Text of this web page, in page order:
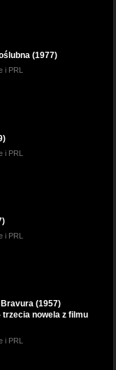
(1977)
i PRL
i PRL
i PRL
(1957)
trzecia nowela z filmu
i PRL